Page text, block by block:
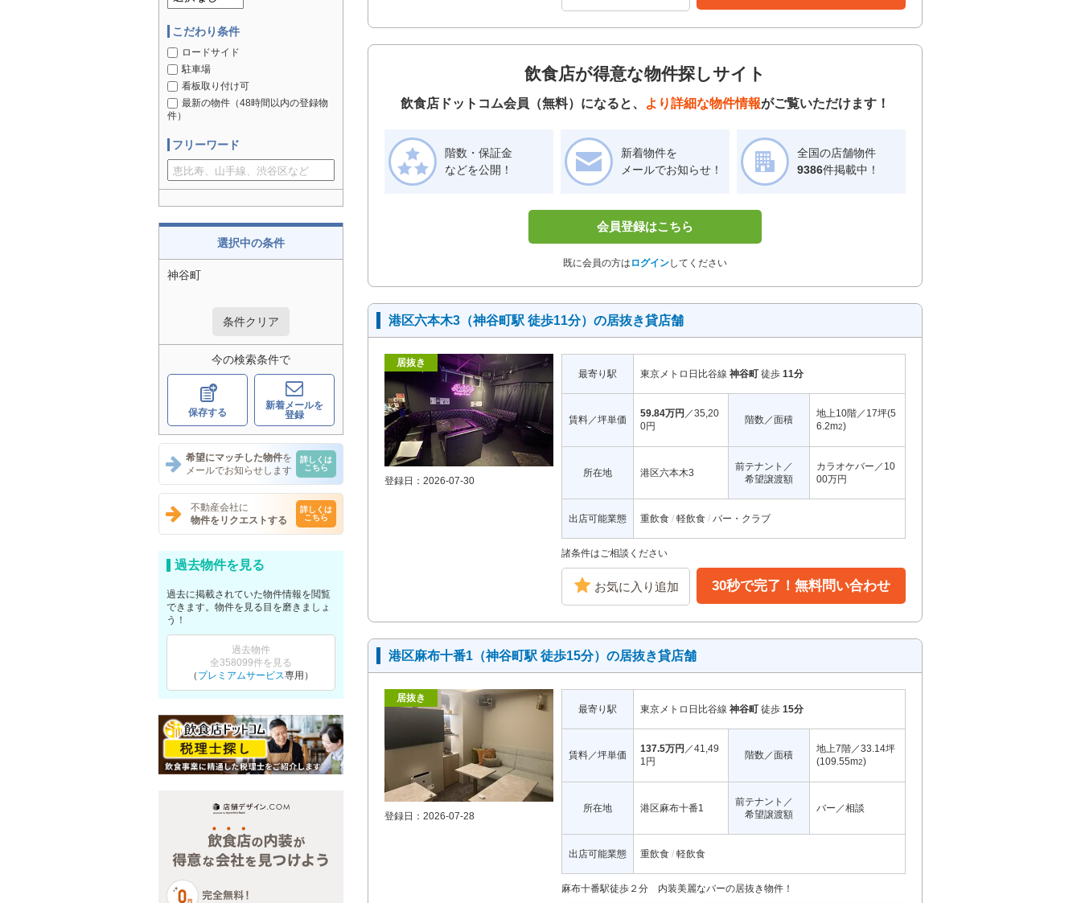
こだわり条件
ロードサイド
駐車場
看板取り付け可
最新の物件（48時間以内の登録物
件）
フリーワード
選択中の条件
神谷町
条件クリア
今の検索条件で
保存する
新着メールを
登録
希望にマッチした物件を
メールでお知らせします
詳しくは
こちら
不動産会社に
物件をリクエストする
詳しくは
こちら
過去物件を見る
過去に掲載されていた物件情報を閲覧
できます。物件を見る目を磨きましょ
う！
過去物件
全358099件を見る
（ プレミアムサービス専用）
飲食店が得意な物件探しサイト
飲食店ドットコム会員（無料）になると、 より詳細な物件情報がご覧いただけます！
階数・保証金
などを公開！
新着物件を
メールでお知らせ！
全国の店舗物件
9386件掲載中！
会員登録はこちら
既に会員の方は ログインしてください
港区六本木3（神谷町駅 徒歩11分）の居抜き貸店舗
居抜き
登録日：2026-07-30
最寄り駅 東京メトロ日比谷線 神谷町 徒歩 11分
賃料／坪単価
59.84万円 ／35,20
0円
階数／面積
地上10階／17坪(5
6.2m2)
所在地 港区六本木3
前テナント／
希望譲渡額
カラオケバー／10
00万円
出店可能業態 重飲食 軽飲食 バー・クラブ
諸条件はご相談ください
お気に入り追加 30秒で完了！無料問い合わせ
港区麻布十番1（神谷町駅 徒歩15分）の居抜き貸店舗
居抜き
登録日：2026-07-28
最寄り駅 東京メトロ日比谷線 神谷町 徒歩 15分
賃料／坪単価
137.5万円 ／41,49
1円
階数／面積
地上7階／33.14坪
(109.55m2)
所在地 港区麻布十番1
前テナント／
希望譲渡額
バー／相談
出店可能業態 重飲食 軽飲食
麻布十番駅徒歩２分 内装美麗なバーの居抜き物件！